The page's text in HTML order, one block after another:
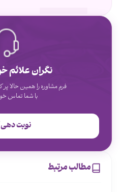
نگران علائم
فرم مشاوره را همین حالا پر
با شما تماس
نوبت دهی
مطالب مرتبط